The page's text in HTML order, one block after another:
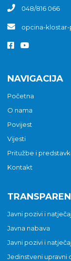
048/816 066
opcina-
NAVIGACIJA
Početna
O nama
Povijest
Vijesti
Pritužbe i
Kontakt
Javni pozivi i
Javna nabava
Javni pozivi i
Jedinstveni upravni